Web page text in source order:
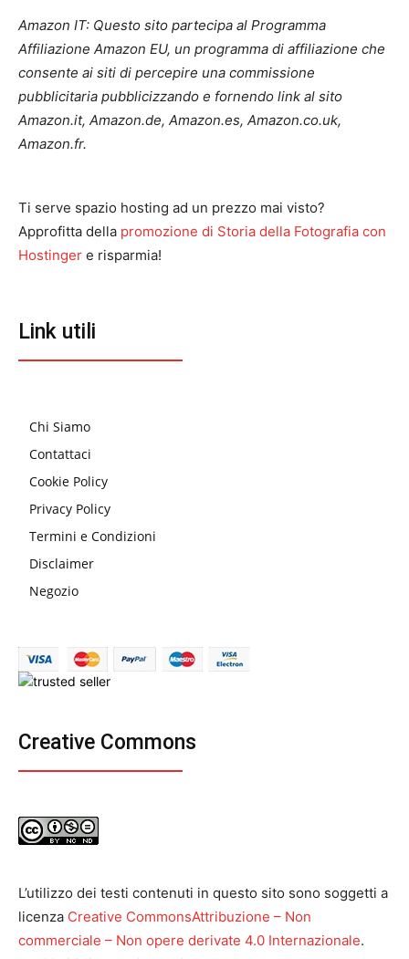
Amazon IT: Questo sito partecipa al Programma
Affiliazione Amazon EU, un programma di affiliazione che
consente ai siti di percepire una commissione
pubblicitaria pubblicizzando e fornendo link al sito
Amazon.it, Amazon.de, Amazon.es, Amazon.co.uk,
Amazon.fr.
Ti serve spazio hosting ad un prezzo mai visto?
Approfitta della promozione di Storia della Fotografia con
Hostinger e risparmia!
Link utili
Chi Siamo
Contattaci
Cookie Policy
Privacy Policy
Termini e Condizioni
Disclaimer
Negozio
Creative Commons
L’utilizzo dei testi contenuti in questo sito sono soggetti a
licenza Creative CommonsAttribuzione – Non
commerciale – Non opere derivate 4.0 Internazionale.